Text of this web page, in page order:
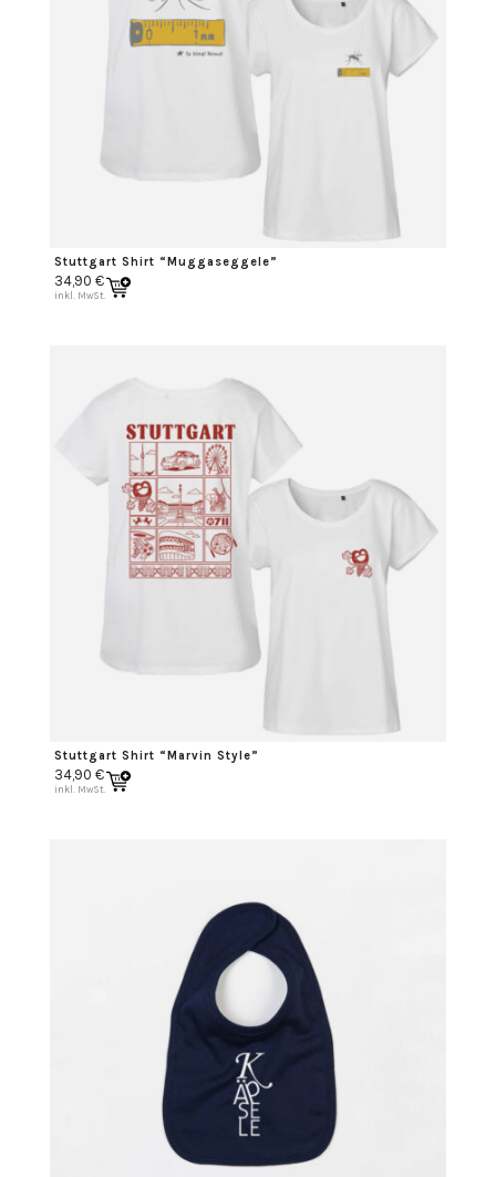
Stuttgart Shirt “Muggaseggele”
34,90 €
inkl. MwSt.
Stuttgart Shirt “Marvin Style”
34,90 €
inkl. MwSt.